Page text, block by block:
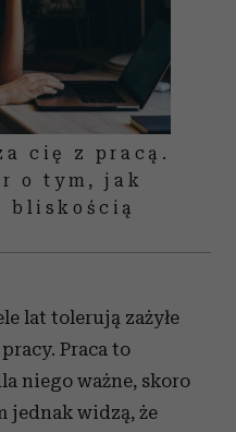
cię z pracą.
o tym, jak
bliskością
lat tolerują zażyłe
Praca to
niego ważne, skoro
jednak widzą, że